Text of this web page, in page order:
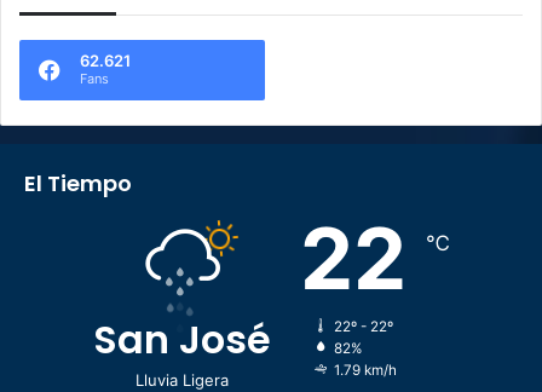
62.621
Fans
El Tiempo
San José
Lluvia Ligera
22 ℃
22º - 22º
82%
1.79 km/h